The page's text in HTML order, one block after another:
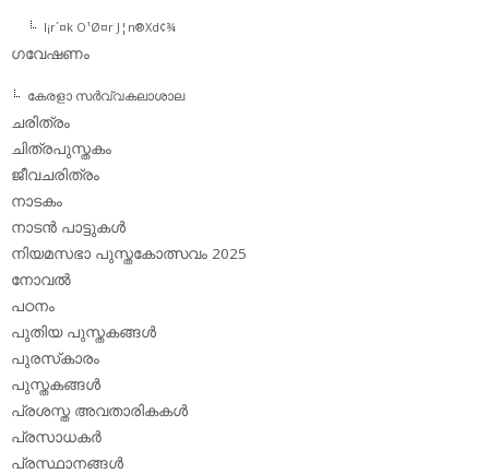
l¡r´¤k O¹Ø¤r J¦n®Xd¢¾
ഗവേഷണം
കേരളാ സര്‍വ്വകലാശാല
ചരിത്രം
ചിത്രപുസ്തകം
ജീവചരിത്രം
നാടകം
നാടന്‍ പാട്ടുകള്‍
നിയമസഭാ പുസ്തകോത്സവം 2025
നോവല്‍
പഠനം
പുതിയ പുസ്തകങ്ങള്‍
പുരസ്‌കാരം
പുസ്തകങ്ങള്‍
പ്രശസ്ത അവതാരികകള്‍
പ്രസാധകര്‍
പ്രസ്ഥാനങ്ങള്‍